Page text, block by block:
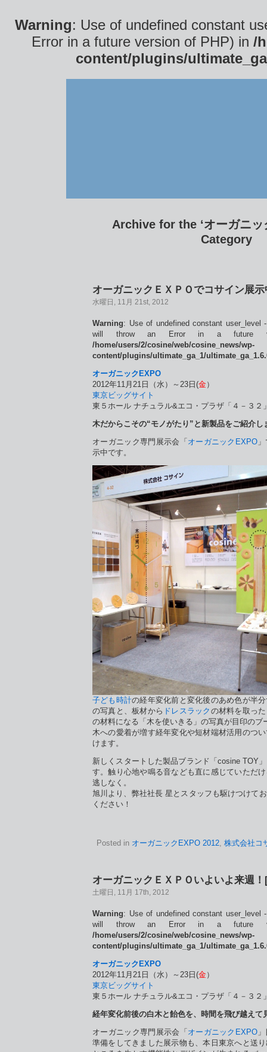
Warning: Use of undefined constant
Error in a future version of PHP) in /
content/plugins/
Archive for the ‘オーガニッ
Category
オーガニックＥＸＰＯでコサイン展
水曜日, 11月 21st, 2012
Warning: Use of undefined constant user_level
will throw an Error in a future
/home/users/2/cosine/web/cosine_news/wp-
content/plugins/ultimate_ga_1/
オーガニックEXPO
2012年11月21日（水）～23日(金）
東京ビッグサイト
東５ホール ナチュラル&エコ・プラザ「４－３２
木だからこその“モノがたり”と新製品をご紹介し
オーガニック専門展示会「 オーガニックEXPO」
示中です。
子ども時計の経年変化前と変化後のあめ色が半
の写真と、板材から ドレスラック の材料を取っ
の材料になる「木を使いきる」の写真が目印のブ
木への愛着が増す経年変化や短材端材活用のつ
けます。
新しくスタートした製品ブランド「cosine TOY
す。触り心地や鳴る音なども直に感じていただ
逃しなく。
旭川より、弊社社長 星とスタッフも駆けつけて
ください！
Posted in オーガニックEXPO 2012, 株式会社コ
オーガニックＥＸＰＯいよいよ来週
土曜日, 11月 17th, 2012
Warning: Use of undefined constant user_level
will throw an Error in a future
/home/users/2/cosine/web/cosine_news/wp-
content/plugins/ultimate_ga_1/
オーガニックEXPO
2012年11月21日（水）～23日(金）
東京ビッグサイト
東５ホール ナチュラル&エコ・プラザ「４－３２
経年変化前後の白木と飴色を、時間を飛び越えて
オーガニック専門展示会「 オーガニックEXPO」
準備をしてきました展示物も、本日東京へと送